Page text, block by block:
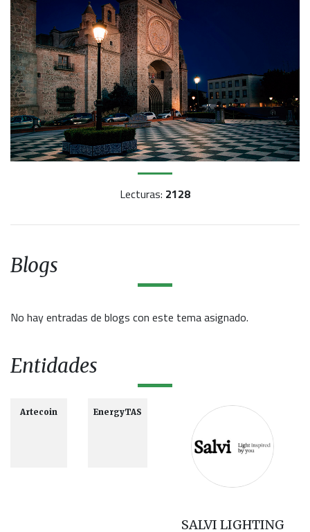
Lecturas: 2128
Blogs
No hay entradas de blogs con este tema asignado.
Entidades
Artecoin EnergyTAS
SALVI LIGHTING